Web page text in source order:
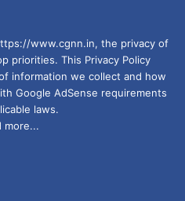
www.cgnn.in, the privacy of
priorities. This Privacy Policy
information we collect and how
Google AdSense requirements
laws.
more...